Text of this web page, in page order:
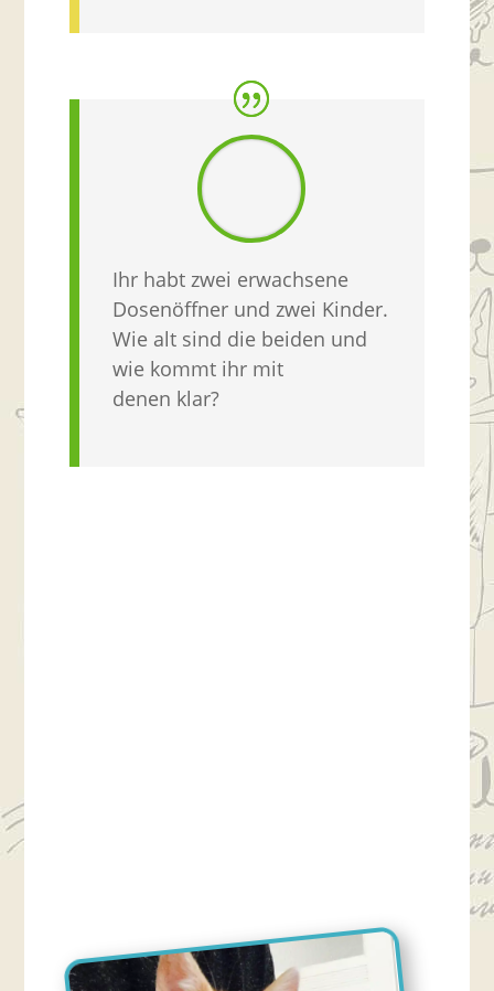
Ihr habt zwei erwachsene
Dosenöffner und zwei Kinder.
Wie alt sind die beiden und
wie kommt ihr mit
denen klar?